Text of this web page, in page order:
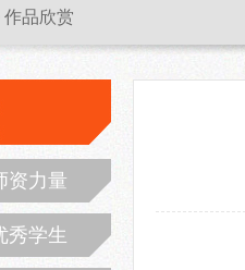
作品欣赏
资力量
秀学生